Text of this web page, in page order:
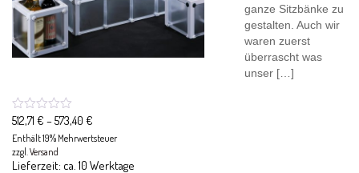
ganze Sitzbänke zu
gestalten. Auch wir
waren zuerst
überrascht was
unser […]
512,71 € –573,40 €
Enthält 19% Mehrwertsteuer
zzgl.Versand
Lieferzeit: ca. 10 Werktage